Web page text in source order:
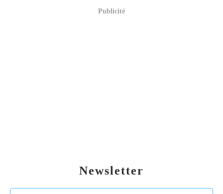
Newsletter
Publicité